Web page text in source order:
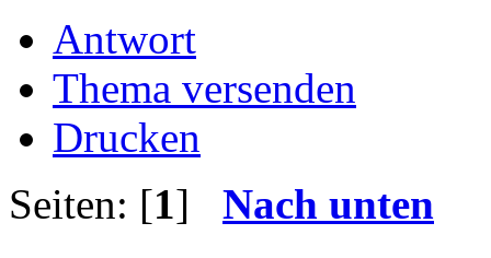
Antwort
Thema versenden
Drucken
Seiten: [1] Nach unten